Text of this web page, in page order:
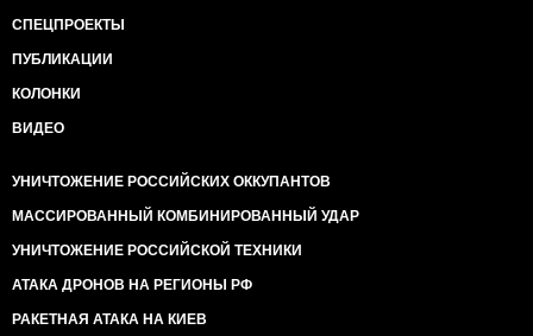
СПЕЦПРОЕКТЫ
ПУБЛИКАЦИИ
КОЛОНКИ
ВИДЕО
УНИЧТОЖЕНИЕ РОССИЙСКИХ ОККУПАНТОВ
МАССИРОВАННЫЙ КОМБИНИРОВАННЫЙ УДАР
УНИЧТОЖЕНИЕ РОССИЙСКОЙ ТЕХНИКИ
АТАКА ДРОНОВ НА РЕГИОНЫ РФ
РАКЕТНАЯ АТАКА НА КИЕВ